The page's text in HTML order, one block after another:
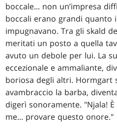
boccale... non un’impresa
boccali erano grandi quanto
impugnavano. Tra gli skald
meritati un posto a quella
avuto un debole per lui. La
eccezionale e ammaliante,
boriosa degli altri. Hormgart
avambraccio la barba,
digerì sonoramente. "Njala!
me... provare questo onore."